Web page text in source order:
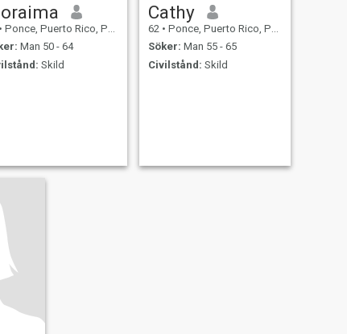
• Ponce, Puerto Rico, Puerto Rico
Man 50 - 64
Skild
Cathy
62 • Ponce, Puerto Rico, Puerto Rico
Söker: Man 55 - 65
Civilstånd: Skild